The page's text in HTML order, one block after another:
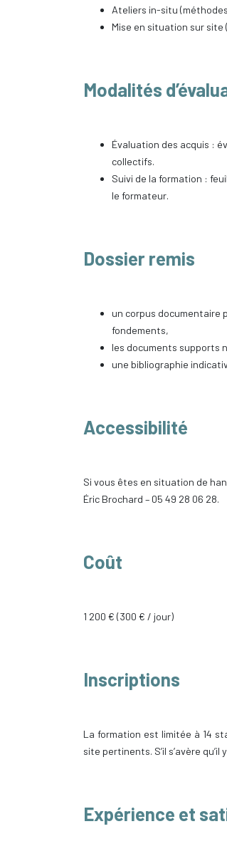
Ateliers in-situ
Mise en situation sur
Modalités
Évaluation des acquis :
collectifs.
Suivi de la formation :
le formateur.
Dossier remis
un corpus documentaire
fondements,
les documents supports
une bibliographie
Accessibilité
Si vous êtes en situation de
Éric Brochard – 05 49 28 06 28.
Coût
1 200 € (300 € / jour)
Inscriptions
La formation est limitée à 14
site pertinents. S’il s’avère
Expérience et